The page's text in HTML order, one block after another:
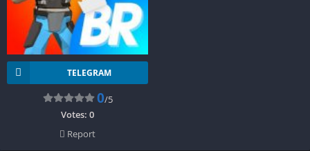
TELEGRAM
0/5
Votes: 0
Report